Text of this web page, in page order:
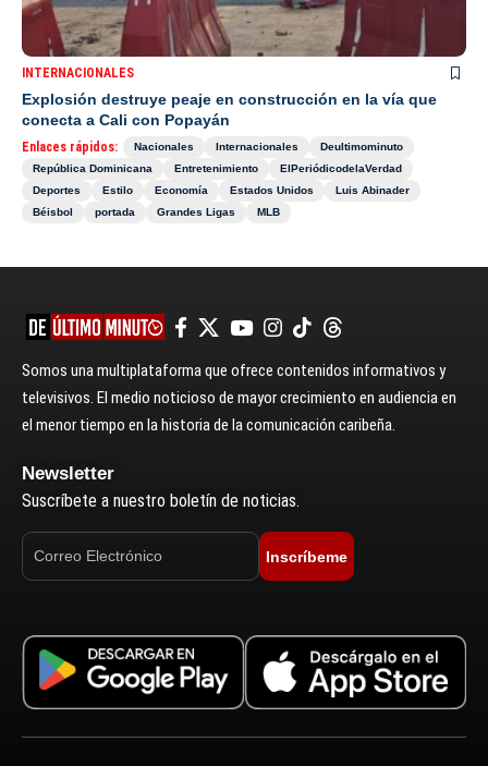
INTERNACIONALES
Explosión destruye peaje en construcción en la vía que
conecta a Cali con Popayán
Enlaces rápidos: Nacionales Internacionales
Deultimominuto
República Dominicana
Entretenimiento
ElPeriódicodelaVerdad
Deportes
Estilo Economía Estados Unidos
Luis Abinader
Béisbol
portada Grandes Ligas MLB
Somos una multiplataforma que ofrece contenidos informativos y
televisivos. El medio noticioso de mayor crecimiento en audiencia en
el menor tiempo en la historia de la comunicación caribeña.
Newsletter
Suscríbete a nuestro boletín de noticias.
Inscríbeme